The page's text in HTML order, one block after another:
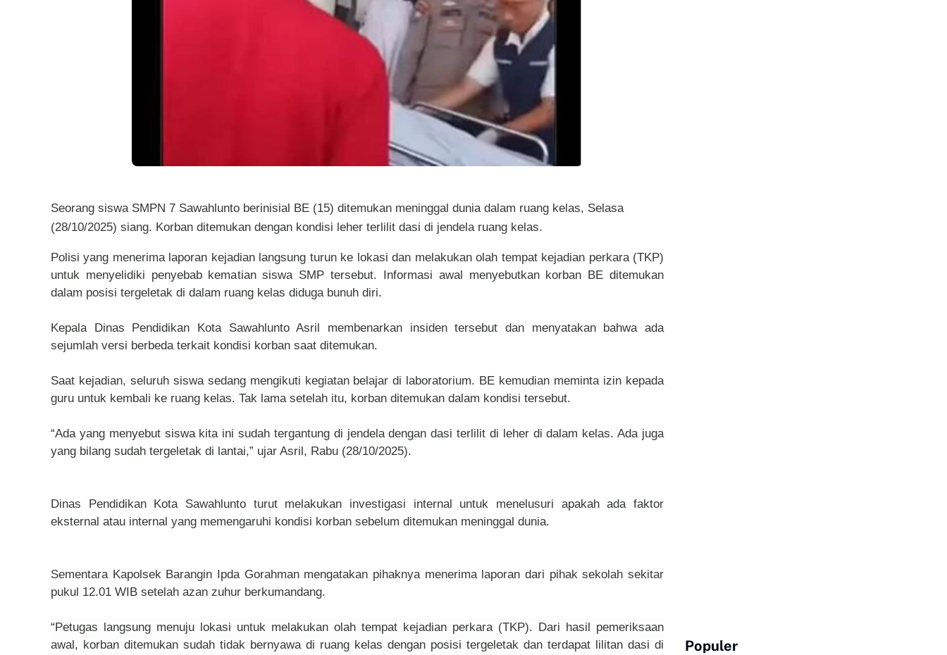
Seorang siswa SMPN 7 Sawahlunto berinisial BE (15) ditemukan meninggal dunia dalam ruang kelas, Selasa
(28/10/2025) siang. Korban ditemukan dengan kondisi leher terlilit dasi di jendela ruang kelas.
Polisi yang menerima laporan kejadian langsung turun ke lokasi dan melakukan olah tempat kejadian perkara (TKP)
untuk menyelidiki penyebab kematian siswa SMP tersebut. Informasi awal menyebutkan korban BE ditemukan
dalam posisi tergeletak di dalam ruang kelas diduga bunuh diri.
Kepala Dinas Pendidikan Kota Sawahlunto Asril membenarkan insiden tersebut dan menyatakan bahwa ada
sejumlah versi berbeda terkait kondisi korban saat ditemukan.
Saat kejadian, seluruh siswa sedang mengikuti kegiatan belajar di laboratorium. BE kemudian meminta izin kepada
guru untuk kembali ke ruang kelas. Tak lama setelah itu, korban ditemukan dalam kondisi tersebut.
“Ada yang menyebut siswa kita ini sudah tergantung di jendela dengan dasi terlilit di leher di dalam kelas. Ada juga
yang bilang sudah tergeletak di lantai,” ujar Asril, Rabu (28/10/2025).
Dinas Pendidikan Kota Sawahlunto turut melakukan investigasi internal untuk menelusuri apakah ada faktor
eksternal atau internal yang memengaruhi kondisi korban sebelum ditemukan meninggal dunia.
Sementara Kapolsek Barangin Ipda Gorahman mengatakan pihaknya menerima laporan dari pihak sekolah sekitar
pukul 12.01 WIB setelah azan zuhur berkumandang.
“Petugas langsung menuju lokasi untuk melakukan olah tempat kejadian perkara (TKP). Dari hasil pemeriksaan
awal, korban ditemukan sudah tidak bernyawa di ruang kelas dengan posisi tergeletak dan terdapat lilitan dasi di
Populer